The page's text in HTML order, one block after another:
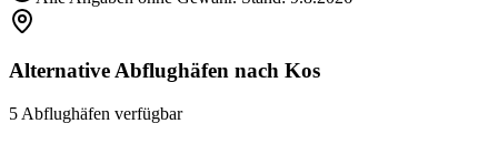
Alternative Abflughäfen nach Kos
5 Abflughäfen verfügbar